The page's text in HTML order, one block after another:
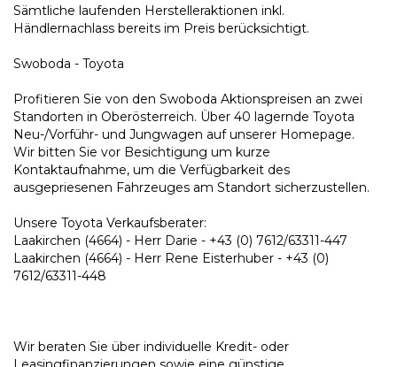
Sämtliche laufenden Herstelleraktionen inkl.
Händlernachlass bereits im Preis berücksichtigt.
Swoboda - Toyota
Profitieren Sie von den Swoboda Aktionspreisen an zwei
Standorten in Oberösterreich. Über 40 lagernde Toyota
Neu-/Vorführ- und Jungwagen auf unserer Homepage.
Wir bitten Sie vor Besichtigung um kurze
Kontaktaufnahme, um die Verfügbarkeit des
ausgepriesenen Fahrzeuges am Standort sicherzustellen.
Unsere Toyota Verkaufsberater:
Laakirchen (4664) - Herr Darie - +43 (0) 7612/63311-447
Laakirchen (4664) - Herr Rene Eisterhuber - +43 (0)
7612/63311-448
Wir beraten Sie über individuelle Kredit- oder